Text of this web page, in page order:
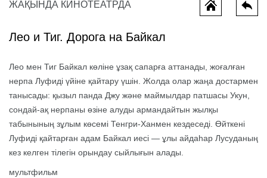
Всё, что мы потеряли Мотор
ЖАҚЫНДА КИНОТЕАТРДА
Лео и Тиг. Дорога на Байкал
Лео мен Тиг Байкал көліне ұзақ сапарға аттанады, жоғалған
нерпа Луфиді үйіне қайтару үшін. Жолда олар жаңа достармен
танысады: қызыл панда Джу және маймылдар патшасы Укун,
сондай-ақ нерпаны өзіне алуды армандайтын жылқы
табынының зұлым көсемі Тенгри-Ханмен кездеседі. Өйткені
Луфиді қайтарған адам Байкал иесі — ұлы айдаһар Лусуданың
кез келген тілегін орындау сыйлығын алады.
мультфильм